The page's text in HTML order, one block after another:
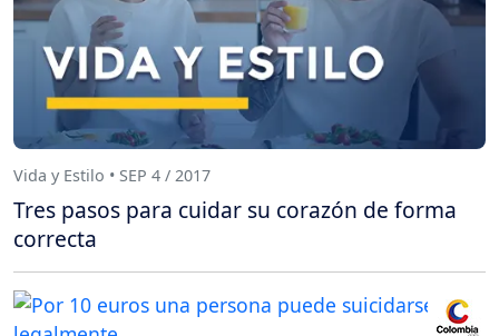
Vida y Estilo • SEP 4 / 2017
Tres pasos para cuidar su corazón de forma
correcta